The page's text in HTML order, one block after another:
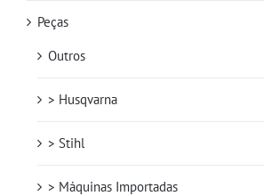
Peças
Outros
> Husqvarna
> Stihl
> Máquinas Importadas